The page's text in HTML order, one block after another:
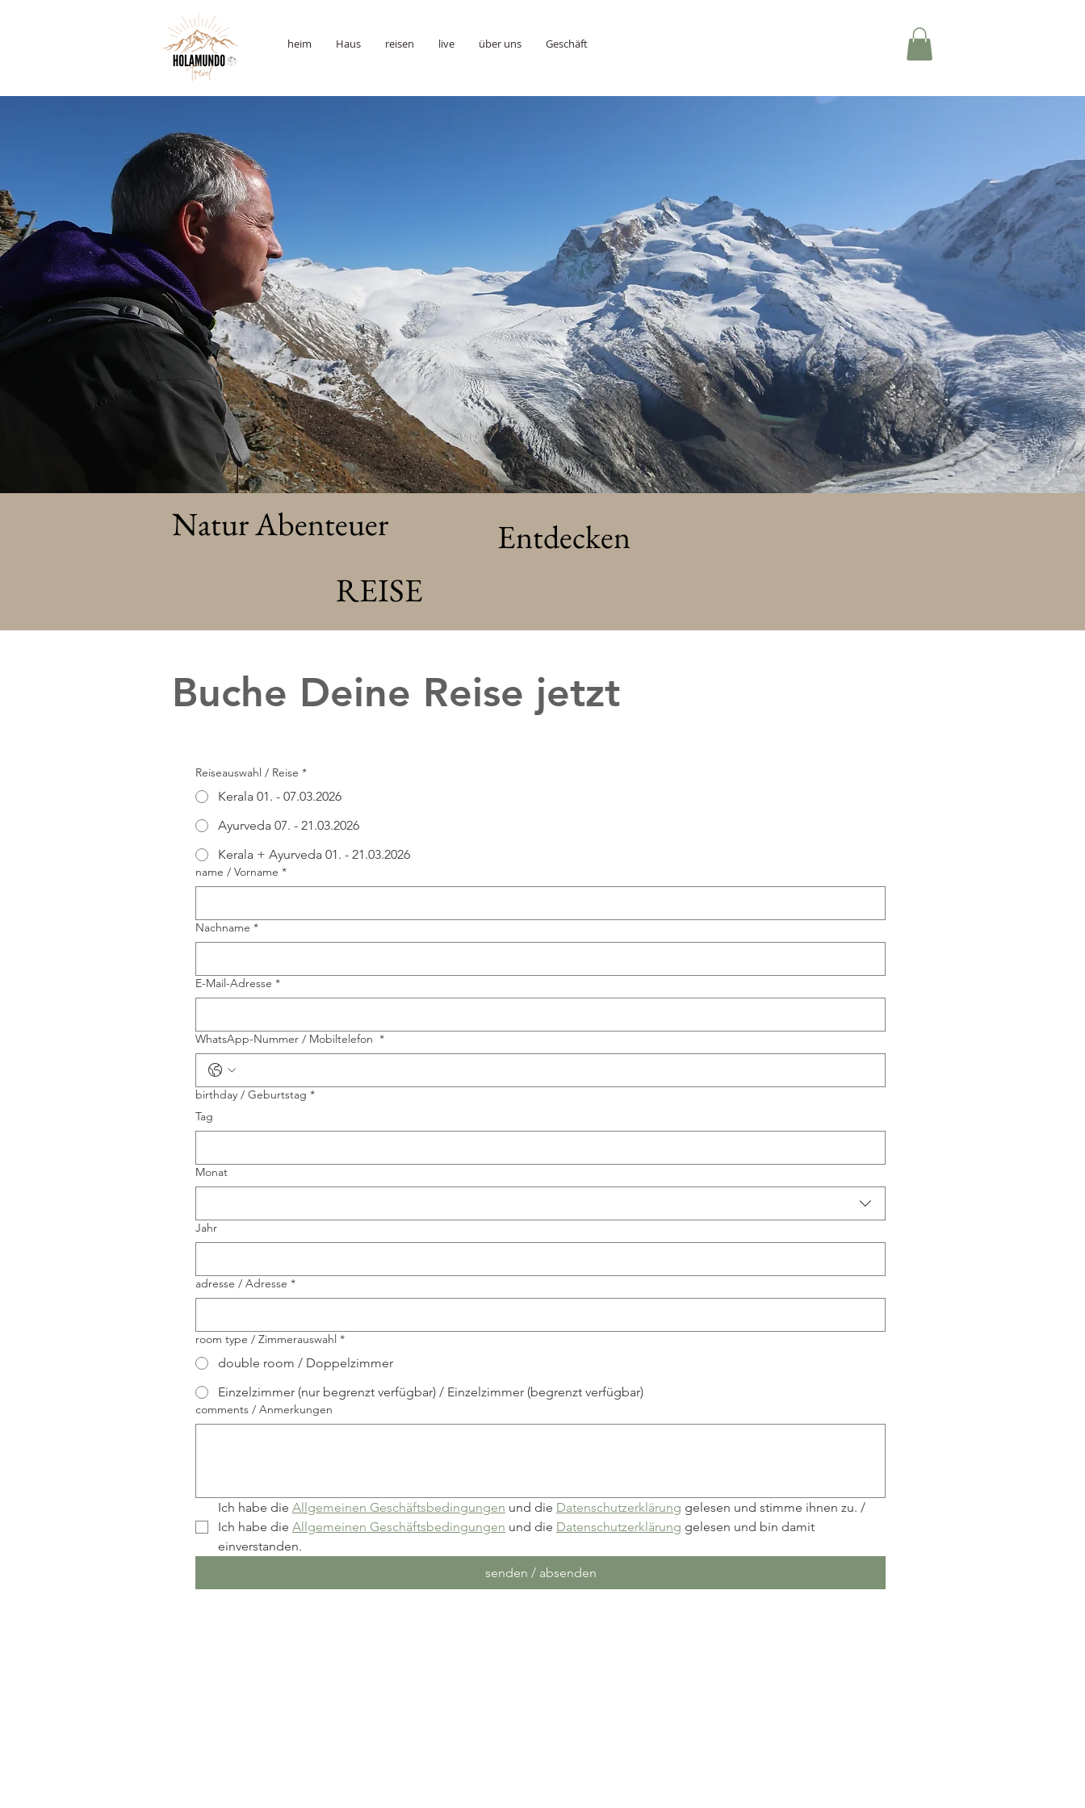
heim Haus reisen live über uns Geschäft
Natur Abenteuer
Entdecken
REISE
Buche Deine Reise jetzt
Reiseauswahl / Reise *
Kerala 01. - 07.03.2026
Ayurveda 07. - 21.03.2026
Kerala + Ayurveda 01. - 21.03.2026
name / Vorname *
Nachname *
E-Mail-Adresse *
WhatsApp-Nummer / Mobiltelefon *
birthday / Geburtstag *
Tag
Monat
Jahr
adresse / Adresse *
room type / Zimmerauswahl *
double room / Doppelzimmer
Einzelzimmer (nur begrenzt verfügbar) / Einzelzimmer (begrenzt verfügbar)
comments / Anmerkungen
Ich habe die Allgemeinen Geschäftsbedingungen und die Datenschutzerklärung gelesen und stimme ihnen zu. /
Ich habe die Allgemeinen Geschäftsbedingungen und die Datenschutzerklärung gelesen und bin damit
einverstanden.
senden / absenden